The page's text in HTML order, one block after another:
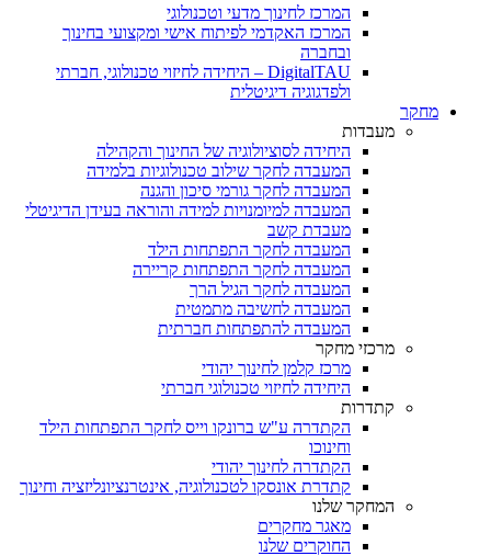
המרכז לחינוך מדעי וטכנולוגי
המרכז האקדמי לפיתוח אישי ומקצועי בחינוך
ובחברה
DigitalTAU – היחידה לחיזוי טכנולוגי, חברתי
ולפדגוגיה דיגיטלית
מחקר
מעבדות
היחידה לסוציולוגיה של החינוך והקהילה
המעבדה לחקר שילוב טכנולוגיות בלמידה
המעבדה לחקר גורמי סיכון והגנה
המעבדה למיומנויות למידה והוראה בעידן הדיגיטלי
מעבדת קשב
המעבדה לחקר התפתחות הילד
המעבדה לחקר התפתחות קריירה
המעבדה לחקר הגיל הרך
המעבדה לחשיבה מתמטית
המעבדה להתפתחות חברתית
מרכזי מחקר
מרכז קלמן לחינוך יהודי
היחידה לחיזוי טכנולוגי חברתי
קתדרות
הקתדרה ע"ש ברונקו וייס לחקר התפתחות הילד
וחינוכו
הקתדרה לחינוך יהודי
קתדרת אונסקו לטכנולוגיה, אינטרנציונליזציה וחינוך
המחקר שלנו
מאגר מחקרים
החוקרים שלנו